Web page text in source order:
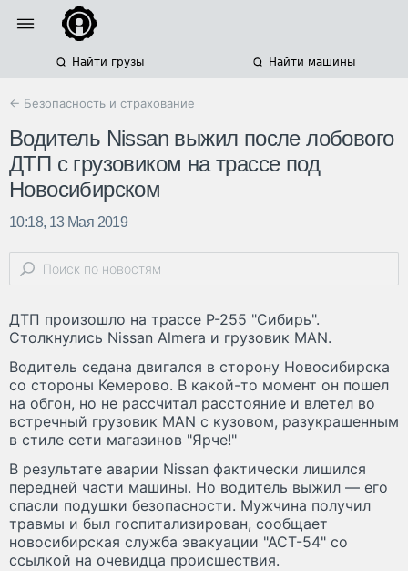
Найти грузы Найти машины
← Безопасность и страхование
Водитель Nissan выжил после лобового
ДТП с грузовиком на трассе под
Новосибирском
10:18, 13 Мая 2019
ДТП произошло на трассе Р-255 "Сибирь".
Столкнулись Nissan Almera и грузовик MAN.
Водитель седана двигался в сторону Новосибирска
со стороны Кемерово. В какой-то момент он пошел
на обгон, но не рассчитал расстояние и влетел во
встречный грузовик MAN с кузовом, разукрашенным
в стиле сети магазинов "Ярче!"
В результате аварии Nissan фактически лишился
передней части машины. Но водитель выжил — его
спасли подушки безопасности. Мужчина получил
травмы и был госпитализирован, сообщает
новосибирская служба эвакуации "АСТ-54" со
ссылкой на очевидца происшествия.